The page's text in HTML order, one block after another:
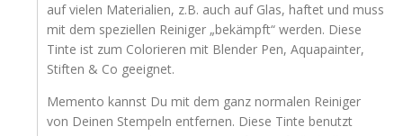
auf vielen Materialien, z.B. auch auf Glas, haftet und muss
mit dem speziellen Reiniger „bekämpft“ werden. Diese
Tinte ist zum Colorieren mit Blender Pen, Aquapainter,
Stiften & Co geeignet.
Memento kannst Du mit dem ganz normalen Reiniger
von Deinen Stempeln entfernen. Diese Tinte benutzt